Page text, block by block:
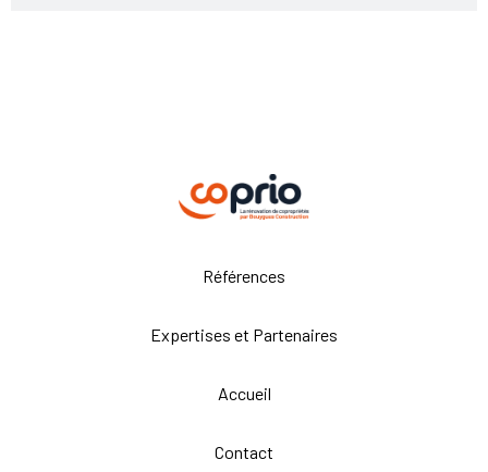
Références
Expertises et Partenaires
Accueil
Contact